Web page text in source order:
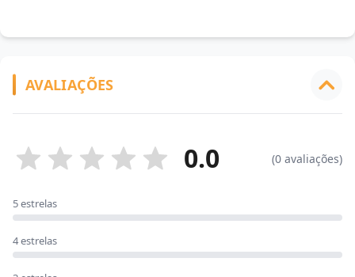
AVALIAÇÕES
0.0 (0 avaliações)
5 estrelas
4 estrelas